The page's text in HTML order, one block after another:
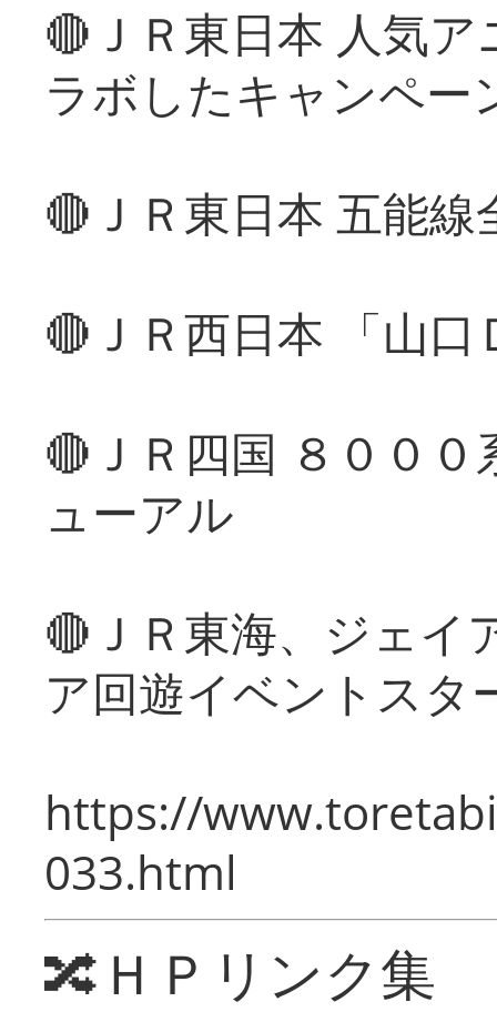
🔴ＪＲ東日本 人気
ラボしたキャンペー
🔴ＪＲ東日本 五能
🔴ＪＲ西日本 「山
🔴ＪＲ四国 ８００
ューアル
🔴ＪＲ東海、ジェイ
ア回遊イベントスタ
https://
033.html
🔀ＨＰリンク集